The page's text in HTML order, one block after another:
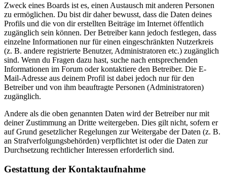
Zweck eines Boards ist es, einen Austausch mit anderen Personen
zu ermöglichen. Du bist dir daher bewusst, dass die Daten deines
Profils und die von dir erstellten Beiträge im Internet öffentlich
zugänglich sein können. Der Betreiber kann jedoch festlegen, dass
einzelne Informationen nur für einen eingeschränkten Nutzerkreis
(z. B. andere registrierte Benutzer, Administratoren etc.) zugänglich
sind. Wenn du Fragen dazu hast, suche nach entsprechenden
Informationen im Forum oder kontaktiere den Betreiber. Die E-
Mail-Adresse aus deinem Profil ist dabei jedoch nur für den
Betreiber und von ihm beauftragte Personen (Administratoren)
zugänglich.
Andere als die oben genannten Daten wird der Betreiber nur mit
deiner Zustimmung an Dritte weitergeben. Dies gilt nicht, sofern er
auf Grund gesetzlicher Regelungen zur Weitergabe der Daten (z. B.
an Strafverfolgungsbehörden) verpflichtet ist oder die Daten zur
Durchsetzung rechtlicher Interessen erforderlich sind.
Gestattung der Kontaktaufnahme